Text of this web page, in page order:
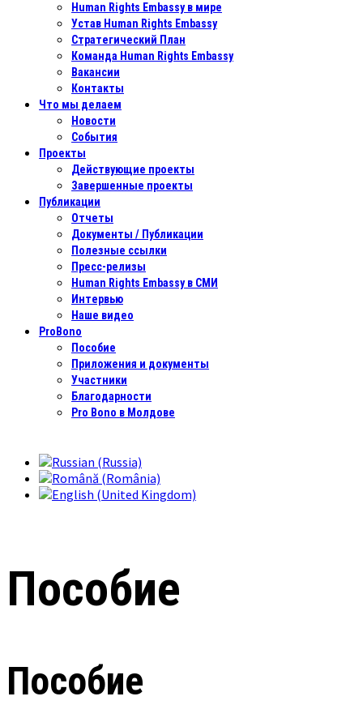
Human Rights Embassy в мире
Устав Human Rights Embassy
Стратегический План
Команда Human Rights Embassy
Вакансии
Контакты
Что мы делаем
Новости
События
Проекты
Действующие проекты
Завершенные проекты
Публикации
Отчеты
Документы / Публикации
Полезные ссылки
Пресс-релизы
Human Rights Embassy в СМИ
Интервью
Наше видео
ProBono
Пособие
Приложения и документы
Участники
Благодарности
Pro Bono в Молдове
Пособие
Пособие